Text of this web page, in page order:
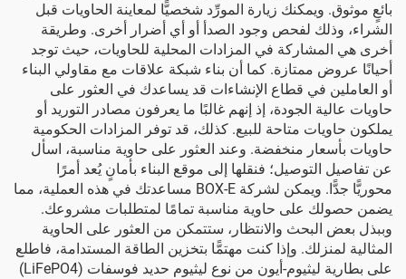
بائعٍ موثوق. ويمكنك زيارة المورِّد شخصيًّا لمعاينة الحاويات قبل
الشراء، وذلك لفحص وجود الصدأ أو أي أضرار أخرى. وطريقة
أخرى هي المشاركة في المزادات المحلية للحاويات، حيث توجد
أحيانًا عروض ممتازة. كما أن بناء شبكة علاقات مع مقاولي البناء
أو العاملين في قطاع الإنشاءات قد يساعدك في العثور على
حاويات عالية الجودة، إذ إنهم غالبًا ما يعرفون مصادر التوريد أو
يملكون حاويات متاحة للبيع. كذلك، قد توفر المزادات الحكومية
حاويات بأسعار منخفضة. وعند العثور على حاوية مناسبة، اسأل
عن تفاصيل التوصيل؛ فنقلها إلى موقع البناء بأمانٍ يُعد أمرًا
محوريًّا جدًّا. ويمكن لشركة BOX-E مساعدتك في هذه العملية، مما
يضمن حصولك على حاوية مناسبة تمامًا لمتطلبات مشروعك.
وببذل بعض البحث والانتظار، ستتمكن من العثور على الحاوية
المثالية لمنزلك. وإذا كنت مهتمًّا بتخزين الطاقة المستدامة، فاطلع
على
بطارية ليثيوم-أيون من نوع ليثيوم حديد فوسفات (LiFePO4)